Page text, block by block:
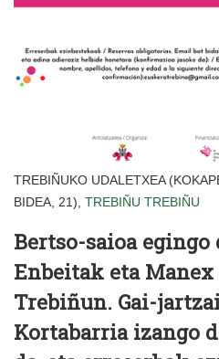
TREBIÑUKO UDALETXEA
BIDEA, 21), TREBIÑU TREBIÑU
Bertso-saioa
Enbeitak eta
Trebiñun. Gai-
Kortabarria izango